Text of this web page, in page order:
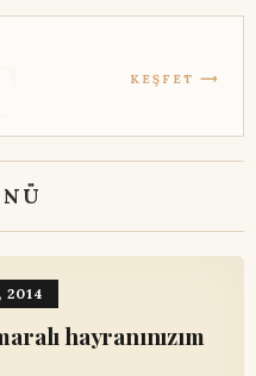
KEŞFET ⟶
2014
hayranınızım